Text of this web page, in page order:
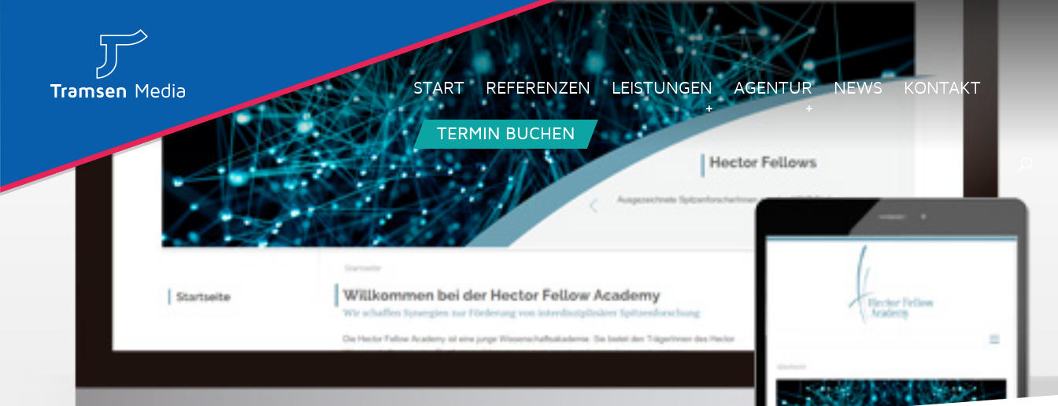
START REFERENZEN LEISTUNGEN AGENTUR NEWS KONTAKT
TERMIN BUCHEN